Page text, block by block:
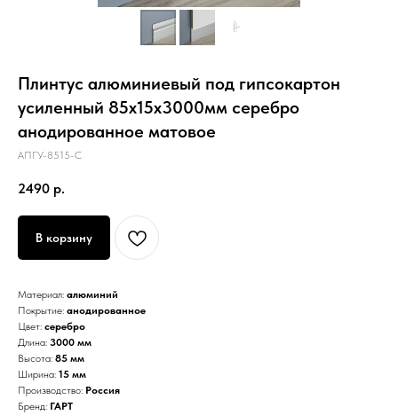
Плинтус алюминиевый под гипсокартон
усиленный 85х15х3000мм серебро
анодированное матовое
АПГУ-8515-С
2490 р.
В корзину
Материал: алюминий
Покрытие: анодированное
Цвет: серебро
Длина: 3000 мм
Высота: 85 мм
Ширина: 15 мм
Производство: Россия
Бренд: ГАРТ